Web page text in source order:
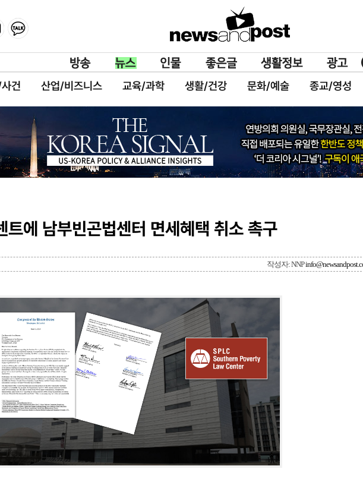
건 산업/비즈니스 교육/과학 생활/건강 문화/예술 종교/영성
트에 남부빈곤법센터 면세혜택 취소 촉구
작성자: NNP